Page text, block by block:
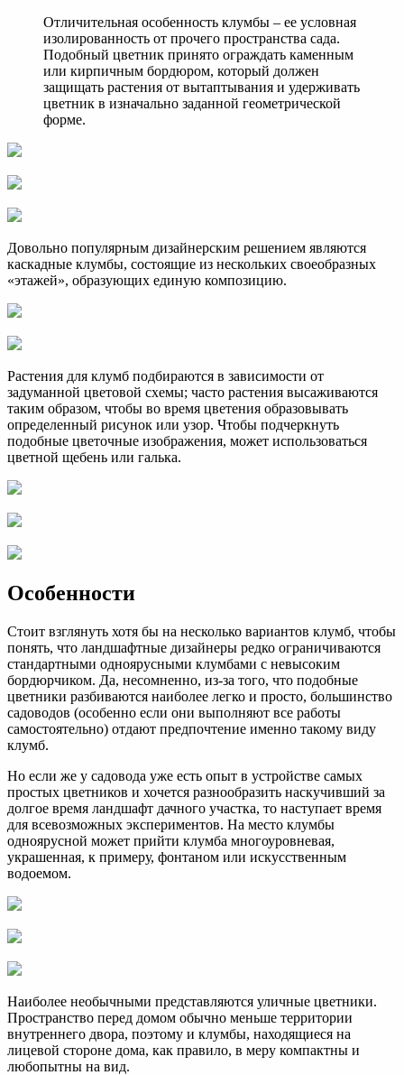
Отличительная особенность клумбы – ее условная
изолированность от прочего пространства сада.
Подобный цветник принято ограждать каменным
или кирпичным бордюром, который должен
защищать растения от вытаптывания и удерживать
цветник в изначально заданной геометрической
форме.
Довольно популярным дизайнерским решением являются
каскадные клумбы, состоящие из нескольких своеобразных
«этажей», образующих единую композицию.
Растения для клумб подбираются в зависимости от
задуманной цветовой схемы; часто растения высаживаются
таким образом, чтобы во время цветения образовывать
определенный рисунок или узор. Чтобы подчеркнуть
подобные цветочные изображения, может использоваться
цветной щебень или галька.
Особенности
Стоит взглянуть хотя бы на несколько вариантов клумб, чтобы
понять, что ландшафтные дизайнеры редко ограничиваются
стандартными одноярусными клумбами с невысоким
бордюрчиком. Да, несомненно, из-за того, что подобные
цветники разбиваются наиболее легко и просто, большинство
садоводов (особенно если они выполняют все работы
самостоятельно) отдают предпочтение именно такому виду
клумб.
Но если же у садовода уже есть опыт в устройстве самых
простых цветников и хочется разнообразить наскучивший за
долгое время ландшафт дачного участка, то наступает время
для всевозможных экспериментов. На место клумбы
одноярусной может прийти клумба многоуровневая,
украшенная, к примеру, фонтаном или искусственным
водоемом.
Наиболее необычными представляются уличные цветники.
Пространство перед домом обычно меньше территории
внутреннего двора, поэтому и клумбы, находящиеся на
лицевой стороне дома, как правило, в меру компактны и
любопытны на вид.